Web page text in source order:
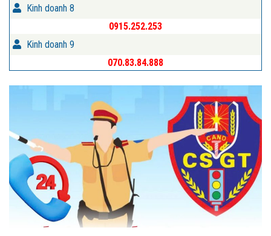
Kinh doanh 8
0915.252.253
Kinh doanh 9
070.83.84.888